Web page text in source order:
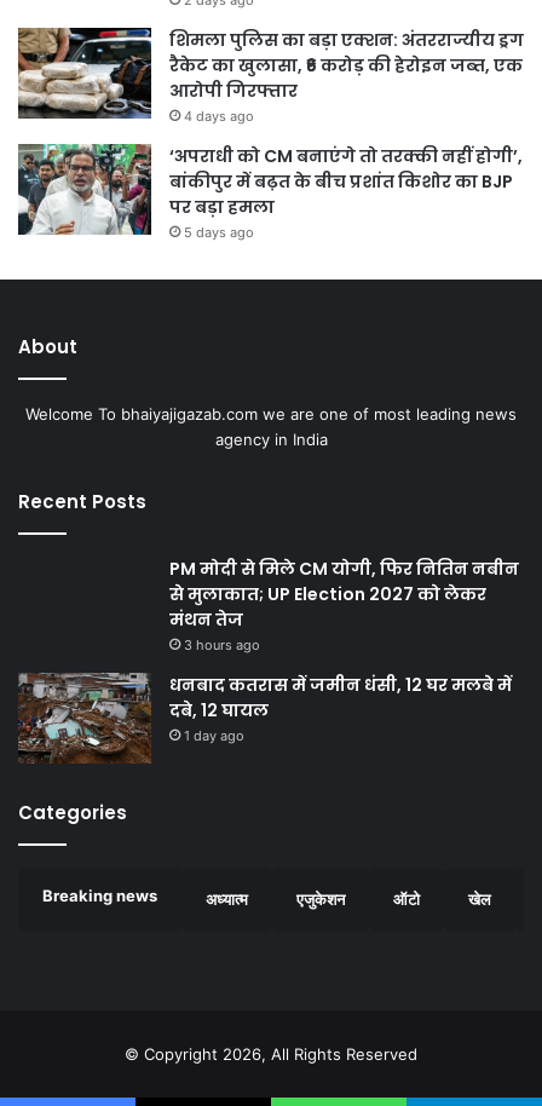
शिमला पुलिस का बड़ा एक्शन: अंतरराज्यीय ड्रग
रैकेट का खुलासा, ₹6 करोड़ की हेरोइन जब्त, एक
आरोपी गिरफ्तार
4 days ago
‘अपराधी को CM बनाएंगे तो तरक्की नहीं होगी’,
बांकीपुर में बढ़त के बीच प्रशांत किशोर का BJP
पर बड़ा हमला
5 days ago
About
Welcome To bhaiyajigazab.com we are one of most leading news
agency in India
Recent Posts
PM मोदी से मिले CM योगी, फिर नितिन नबीन
से मुलाकात; UP Election 2027 को लेकर
मंथन तेज
3 hours ago
धनबाद कतरास में जमीन धंसी, 12 घर मलबे में
दबे, 12 घायल
1 day ago
Categories
Breaking news अध्यात्म एजुकेशन ऑटो खेल
© Copyright 2026, All Rights Reserved